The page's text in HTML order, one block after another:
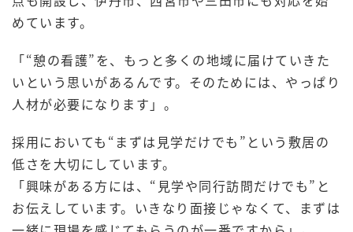
めています。
「“憩の看護”を、もっと多くの地域に届けていきた
いという思いがあるんです。そのためには、やっぱり
人材が必要になります」。
採用においても“まずは見学だけでも”という敷居の
低さを大切にしています。
「興味がある方には、“見学や同行訪問だけでも”と
お伝えしています。いきなり面接じゃなくて、まずは